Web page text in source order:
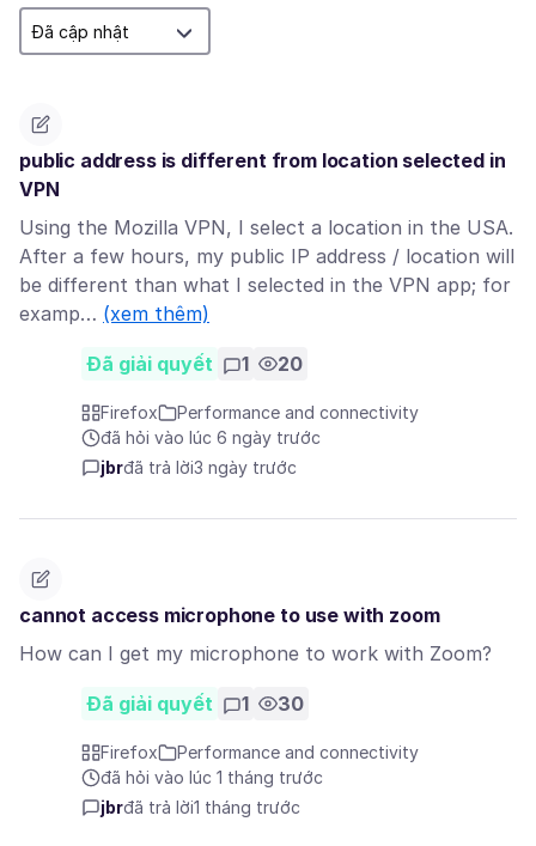
public address is different from location selected in
VPN
Using the Mozilla VPN, I select a location in the USA.
After a few hours, my public IP address / location will
be different than what I selected in the VPN app; for
examp… (xem thêm)
Đã giải quyết 1 20
Firefox
Performance and connectivity
đã hỏi vào lúc 6 ngày trước
jbrđã trả lời3 ngày trước
cannot access microphone to use with zoom
How can I get my microphone to work with Zoom?
Đã giải quyết 1 30
Firefox
Performance and connectivity
đã hỏi vào lúc 1 tháng trước
jbrđã trả lời1 tháng trước